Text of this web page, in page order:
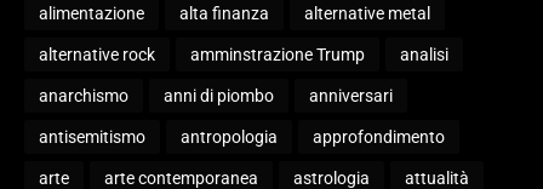
alimentazione alta finanza alternative metal
alternative rock amminstrazione Trump analisi
anarchismo anni di piombo anniversari
antisemitismo antropologia approfondimento
arte arte contemporanea astrologia attualità